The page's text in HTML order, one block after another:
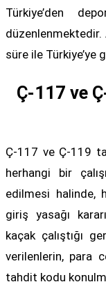
Türkiye’den
düzenlenmektedir.
süre ile Türkiye’ye
Ç-117 ve
Ç-117 ve Ç-119
herhangi bir
edilmesi halinde,
giriş yasağı
kaçak çalıştığı
verilenlerin, para
tahdit kodu